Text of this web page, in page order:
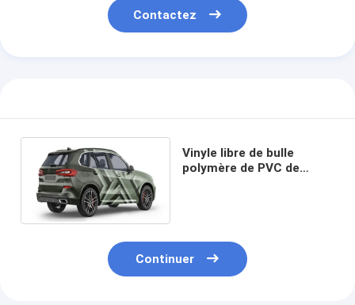
Contactez
Vinyle libre de bulle
polymère de PVC de
Continuer